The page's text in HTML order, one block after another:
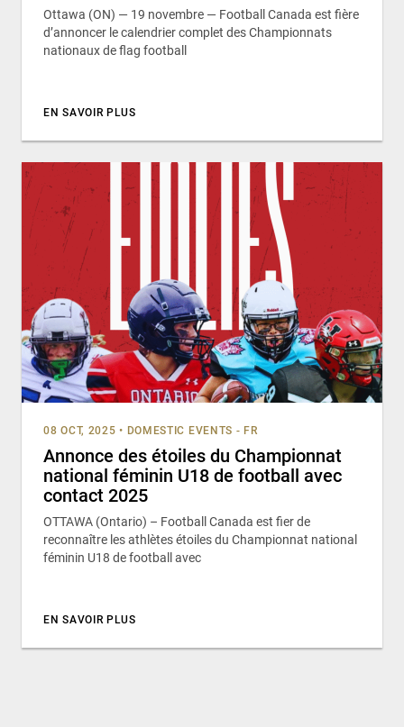
Ottawa (ON) — 19 novembre — Football Canada est fière
d’annoncer le calendrier complet des Championnats
nationaux de flag football
EN SAVOIR PLUS
08 OCT, 2025 • DOMESTIC EVENTS - FR
Annonce des étoiles du Championnat
national féminin U18 de football avec
contact 2025
OTTAWA (Ontario) – Football Canada est fier de
reconnaître les athlètes étoiles du Championnat national
féminin U18 de football avec
EN SAVOIR PLUS